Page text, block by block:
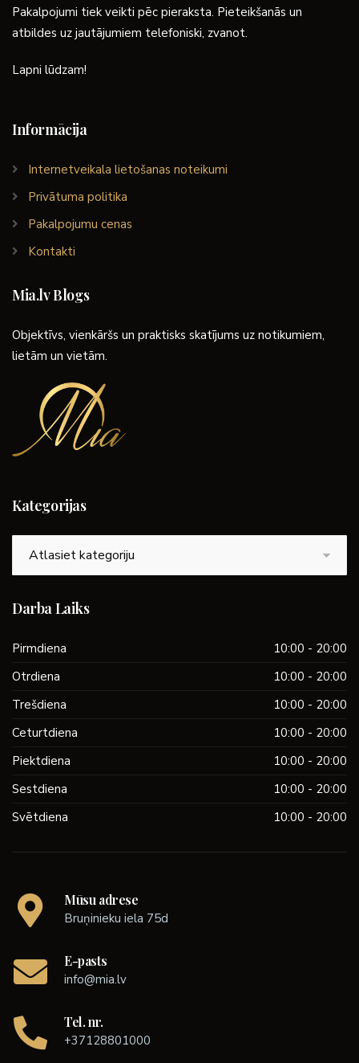
Pakalpojumi tiek veikti pēc pieraksta. Pieteikšanās un
atbildes uz jautājumiem telefoniski, zvanot.
Lapni lūdzam!
Informācija
Internetveikala lietošanas noteikumi
Privātuma politika
Pakalpojumu cenas
Kontakti
Mia.lv Blogs
Objektīvs, vienkāršs un praktisks skatījums uz notikumiem,
lietām un vietām.
Kategorijas
Darba Laiks
Pirmdiena
10:00 - 20:00
Otrdiena
10:00 - 20:00
Trešdiena
10:00 - 20:00
Ceturtdiena
10:00 - 20:00
Piektdiena
10:00 - 20:00
Sestdiena
10:00 - 20:00
Svētdiena
10:00 - 20:00
Mūsu adrese
Bruņinieku iela 75d
E-pasts
info@mia.lv
Tel. nr.
+37128801000